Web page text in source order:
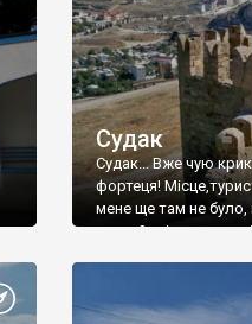
Судак
Судак... Вже чую
фортеця!
мене ще там не було,
принаймні до цього